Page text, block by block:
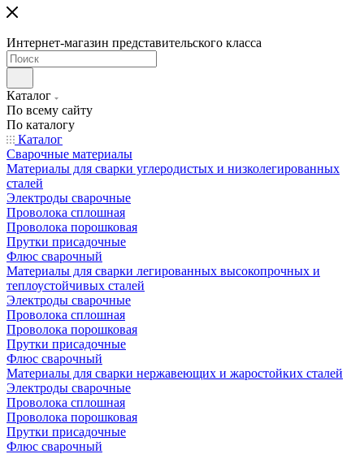
Интернет-магазин представительского класса
Каталог
По всему сайту
По каталогу
Каталог
Сварочные материалы
Материалы для сварки углеродистых и низколегированных
сталей
Электроды сварочные
Проволока сплошная
Проволока порошковая
Прутки присадочные
Флюс сварочный
Материалы для сварки легированных высокопрочных и
теплоустойчивых сталей
Электроды сварочные
Проволока сплошная
Проволока порошковая
Прутки присадочные
Флюс сварочный
Материалы для сварки нержавеющих и жаростойких сталей
Электроды сварочные
Проволока сплошная
Проволока порошковая
Прутки присадочные
Флюс сварочный